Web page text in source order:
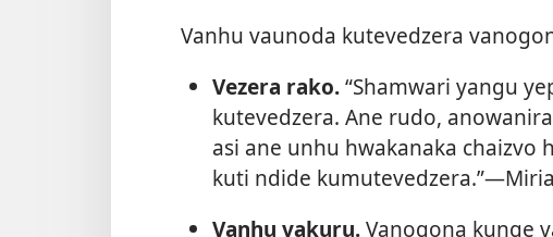
Vanhu vaunoda kutevedzera
Vezera rako.“Shamwari yangu
kutevedzera. Ane rudo,
asi ane unhu hwakanaka chaizvo
kuti ndide
Vanhu vakuru.Vanogona kunge